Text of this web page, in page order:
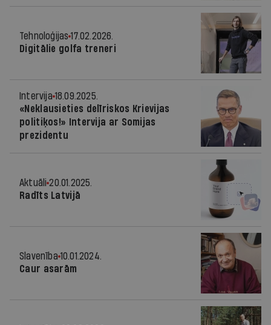
Tehnoloģijas 17.02.2026.
Digitālie golfa treneri
Intervija 18.09.2025.
«Neklausieties delīriskos Krievijas
politiķos!» Intervija ar Somijas
prezidentu
Aktuāli 20.01.2025.
Radīts Latvijā
Slavenība 10.01.2024.
Caur asarām